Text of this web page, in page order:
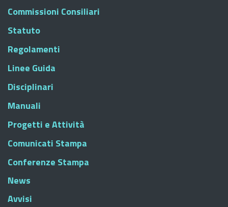
Commissioni Consiliari
Statuto
Regolamenti
Linee Guida
Disciplinari
Manuali
Progetti e Attività
Comunicati Stampa
Conferenze Stampa
News
Avvisi